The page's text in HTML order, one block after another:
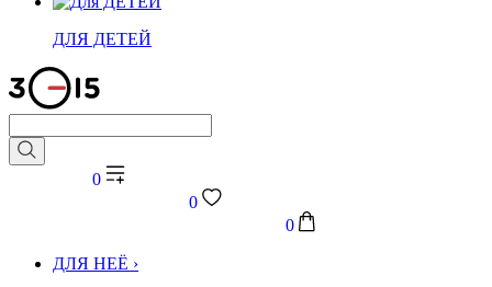
ДЛЯ ДЕТЕЙ
0
0
0
ДЛЯ НЕЁ ›